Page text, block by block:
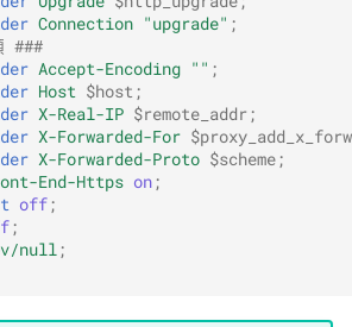
Connection "upgrade" ;
###
Accept-Encoding "" ;
Host $host ;
X-Real-IP $remote_addr;
X-Forwarded-For
X-Forwarded-Proto $scheme;
End-Https on;
off;
;
null;